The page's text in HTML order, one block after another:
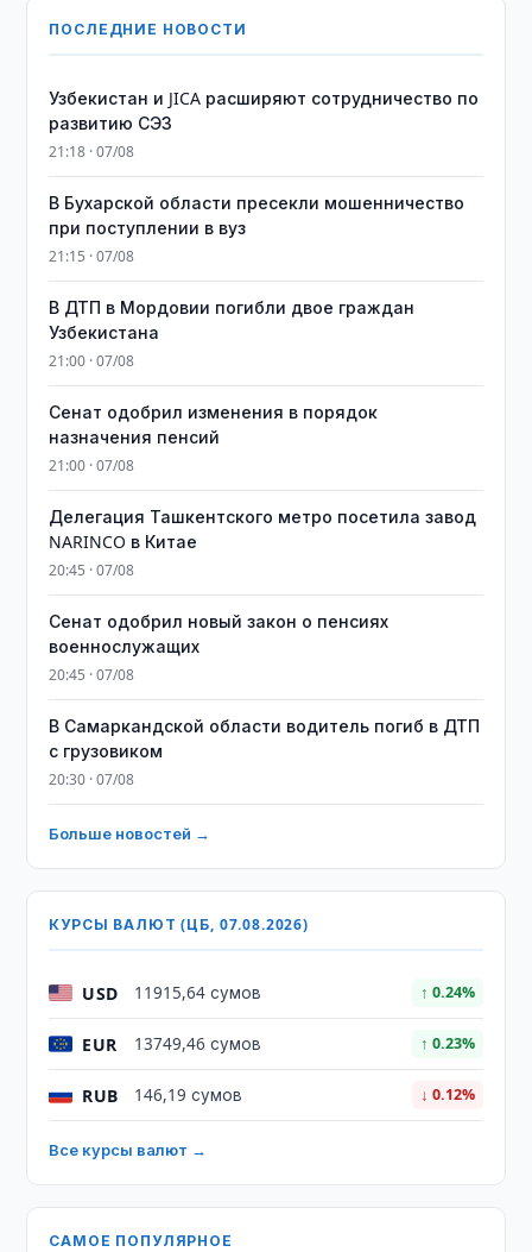
ПОСЛЕДНИЕ НОВОСТИ
Узбекистан и JICA расширяют сотрудничество по
развитию СЭЗ
21:18 · 07/08
В Бухарской области пресекли мошенничество
при поступлении в вуз
21:15 · 07/08
В ДТП в Мордовии погибли двое граждан
Узбекистана
21:00 · 07/08
Сенат одобрил изменения в порядок
назначения пенсий
21:00 · 07/08
Делегация Ташкентского метро посетила завод
NARINCO в Китае
20:45 · 07/08
Сенат одобрил новый закон о пенсиях
военнослужащих
20:45 · 07/08
В Самаркандской области водитель погиб в ДТП
с грузовиком
20:30 · 07/08
Больше новостей →
КУРСЫ ВАЛЮТ (ЦБ, 07.08.2026)
USD 11915,64 сумов ↑ 0.24%
EUR 13749,46 сумов ↑ 0.23%
RUB 146,19 сумов ↓ 0.12%
Все курсы валют →
САМОЕ ПОПУЛЯРНОЕ